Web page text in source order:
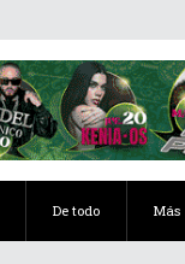
De todo Más